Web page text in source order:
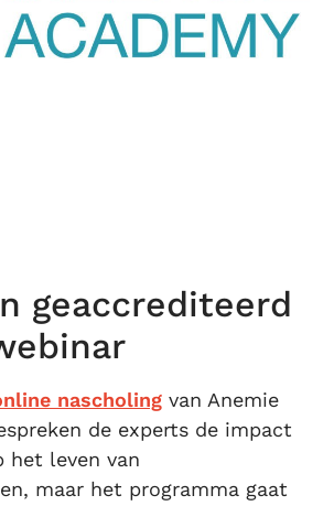
geaccrediteerd
nascholing van Anemie
de experts de impact
het leven van
maar het programma gaat